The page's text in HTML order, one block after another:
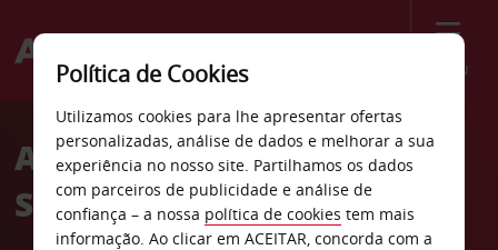
Menu
Welcome
AvisAluguer de carros
Schwandorf
Política de Cookies
Utilizamos cookies para lhe apresentar ofertas
personalizadas, análise de dados e melhorar a sua
experiência no nosso site. Partilhamos os dados
com parceiros de publicidade e análise de
confiança – a nossa política de cookies tem mais
informação. Ao clicar em ACEITAR, concorda com a